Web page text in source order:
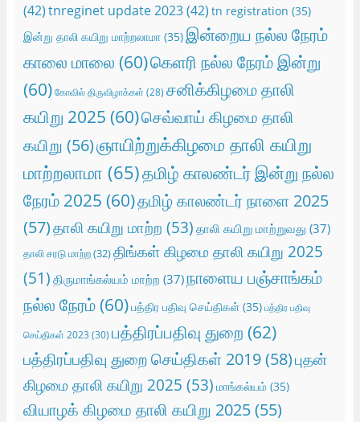
(42)tnreginet update 2023(42) tn registration (35)
இன்று தாலி கயிறு மாற்றலாமா(35)இன்றைய நல்ல நேரம்
காலை மாலை (60)கெளரி நல்ல நேரம் இன்று
(60) கோவில் திருவிழாக்கள் (28) சனிக்கிழமை தாலி
கயிறு 2025 (60)செவ்வாய் கிழமை தாலி
கயிறு (56)ஞாயிற்றுக்கிழமை தாலி கயிறு
மாற்றலாமா (65)தமிழ் காலண்டர் இன்று நல்ல
நேரம் 2025 (60)தமிழ் காலண்டர் நாளை 2025
(57)தாலி கயிறு மாற்ற (53) தாலி கயிறு மாற்றுவது (37)
தாலி சரடு மாற்ற(32)திங்கள் கிழமை தாலி கயிறு 2025
(51) திருமாங்கல்யம் மாற்ற (37)நாளைய பஞ்சாங்கம்
நல்ல நேரம்(60)பத்திர பதிவு செய்திகள்(35) பத்திர பதிவு
செய்திகள் 2023 (30) பத்திரப்பதிவு துறை (62)
பத்திரப்பதிவு துறை செய்திகள் 2019(58)புதன்
கிழமை தாலி கயிறு 2025 (53) மாங்கல்யம்(35)
வியாழக் கிழமை தாலி கயிறு 2025(55)